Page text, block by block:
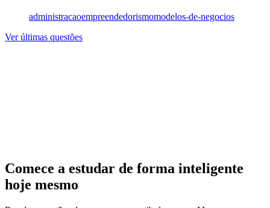
administracaoempreendedorismomodelos-de-negocios
Ver últimas questões
Comece a estudar de forma inteligente
hoje mesmo